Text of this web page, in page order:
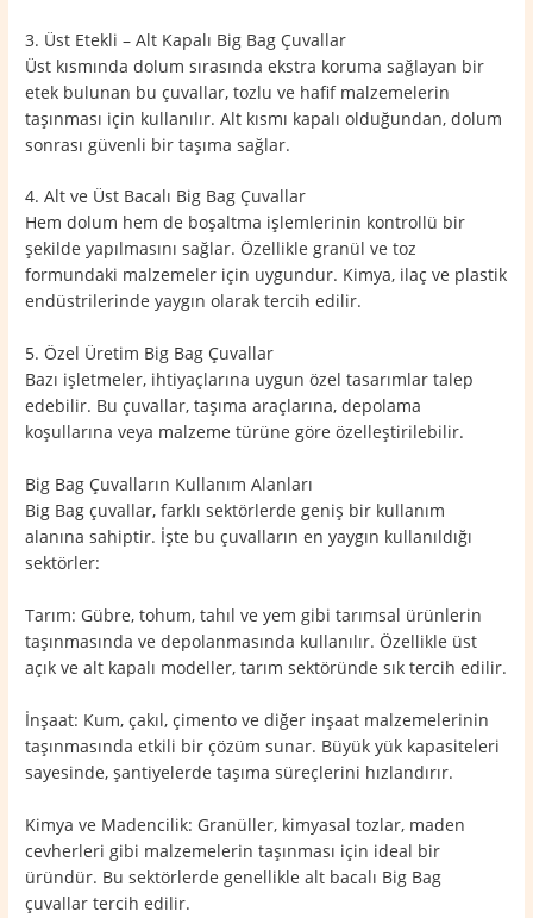
3. Üst Etekli – Alt Kapalı Big Bag Çuvallar
Üst kısmında dolum sırasında ekstra koruma sağlayan bir
etek bulunan bu çuvallar, tozlu ve hafif malzemelerin
taşınması için kullanılır. Alt kısmı kapalı olduğundan, dolum
sonrası güvenli bir taşıma sağlar.
4. Alt ve Üst Bacalı Big Bag Çuvallar
Hem dolum hem de boşaltma işlemlerinin kontrollü bir
şekilde yapılmasını sağlar. Özellikle granül ve toz
formundaki malzemeler için uygundur. Kimya, ilaç ve plastik
endüstrilerinde yaygın olarak tercih edilir.
5. Özel Üretim Big Bag Çuvallar
Bazı işletmeler, ihtiyaçlarına uygun özel tasarımlar talep
edebilir. Bu çuvallar, taşıma araçlarına, depolama
koşullarına veya malzeme türüne göre özelleştirilebilir.
Big Bag Çuvalların Kullanım Alanları
Big Bag çuvallar, farklı sektörlerde geniş bir kullanım
alanına sahiptir. İşte bu çuvalların en yaygın kullanıldığı
sektörler:
Tarım: Gübre, tohum, tahıl ve yem gibi tarımsal ürünlerin
taşınmasında ve depolanmasında kullanılır. Özellikle üst
açık ve alt kapalı modeller, tarım sektöründe sık tercih edilir.
İnşaat: Kum, çakıl, çimento ve diğer inşaat malzemelerinin
taşınmasında etkili bir çözüm sunar. Büyük yük kapasiteleri
sayesinde, şantiyelerde taşıma süreçlerini hızlandırır.
Kimya ve Madencilik: Granüller, kimyasal tozlar, maden
cevherleri gibi malzemelerin taşınması için ideal bir
üründür. Bu sektörlerde genellikle alt bacalı Big Bag
çuvallar tercih edilir.